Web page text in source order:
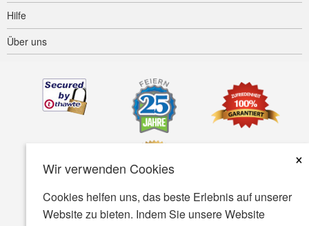
Wir verwenden Cookies
×
Cookies helfen uns, das beste Erlebnis auf unserer
Website zu bieten. Indem Sie unsere Website
Hilfe
Über uns